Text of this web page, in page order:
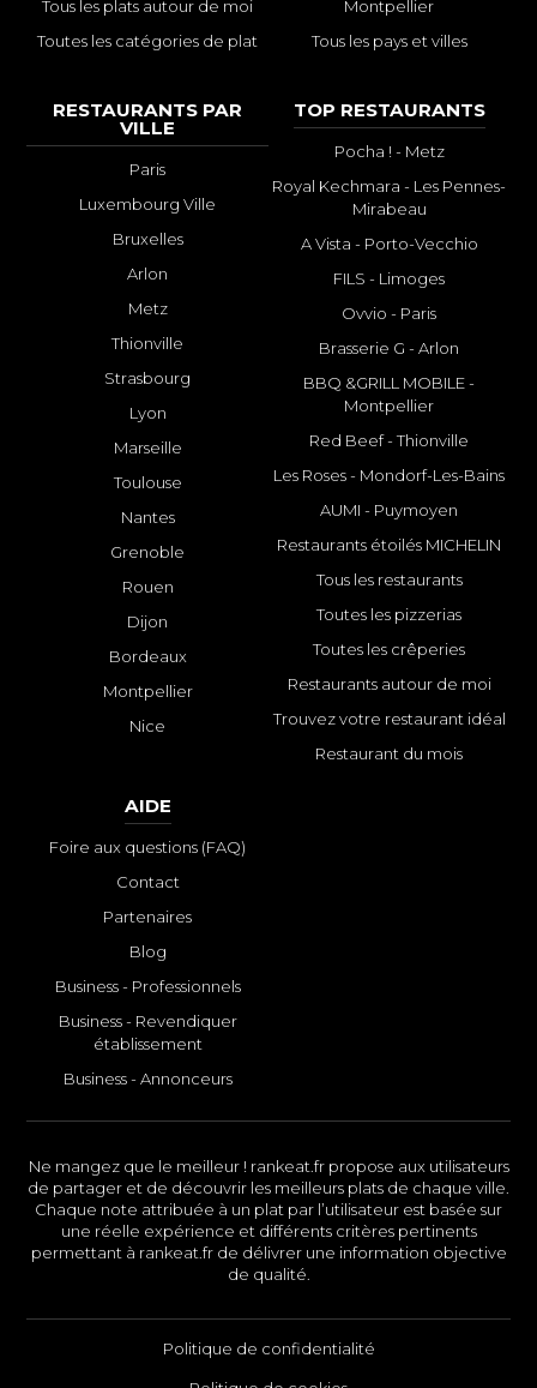
Tous les plats autour de moi
Toutes les catégories de plat
Montpellier
Tous les pays et villes
RESTAURANTS PAR
VILLE
Paris
Luxembourg Ville
Bruxelles
Arlon
Metz
Thionville
Strasbourg
Lyon
Marseille
Toulouse
Nantes
Grenoble
Rouen
Dijon
Bordeaux
Montpellier
Nice
TOP RESTAURANTS
Pocha ! - Metz
Royal Kechmara - Les Pennes-
Mirabeau
A Vista - Porto-Vecchio
FILS - Limoges
Ovvio - Paris
Brasserie G - Arlon
BBQ &GRILL MOBILE -
Montpellier
Red Beef - Thionville
Les Roses - Mondorf-Les-Bains
AUMI - Puymoyen
Restaurants étoilés MICHELIN
Tous les restaurants
Toutes les pizzerias
Toutes les crêperies
Restaurants autour de moi
Trouvez votre restaurant idéal
Restaurant du mois
AIDE
Foire aux questions (FAQ)
Contact
Partenaires
Blog
Business - Professionnels
Business - Revendiquer
établissement
Business - Annonceurs
Ne mangez que le meilleur ! rankeat.fr propose aux utilisateurs
de partager et de découvrir les meilleurs plats de chaque ville.
Chaque note attribuée à un plat par l’utilisateur est basée sur
une réelle expérience et différents critères pertinents
permettant à rankeat.fr de délivrer une information objective
de qualité.
Politique de confidentialité